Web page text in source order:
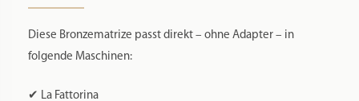
Diese Bronzematrize passt direkt – ohne Adapter – in
folgende Maschinen:
✔ La Fattorina